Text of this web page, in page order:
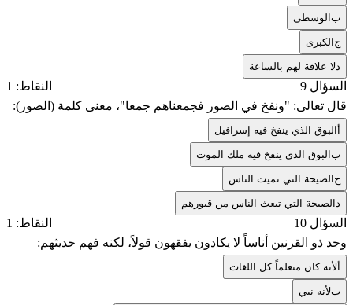
بالوسطى
جالكبرى
لا علاقة لهم بالساعة
السؤال 9
النقاط: 1
قال تعالى: "ونفخ في الصور فجمعناهم جمعا"، معنى كلمة (الصور):
البوق الذي ينفخ فيه إسرافيل
بالبوق الذي ينفخ فيه ملك الموت
جالصيحة التي تميت الناس
الصيحة التي تبعث الناس من قبورهم
السؤال 10
النقاط: 1
وجد ذو القرنين أناساً لا يكادون يفقهون قولاً، لكنه فهم حديثهم:
لأنه كان متعلماً كل اللغات
بلأنه نبي